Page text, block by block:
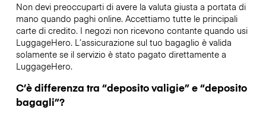
Non devi preoccuparti di avere la valuta giusta a portata di
mano quando paghi online. Accettiamo tutte le principali
carte di credito. I negozi non ricevono contante quando usi
LuggageHero. L’assicurazione sul tuo bagaglio è valida
solamente se il servizio è stato pagato direttamente a
LuggageHero.
C’è differenza tra “deposito valigie” e “deposito
bagagli”?